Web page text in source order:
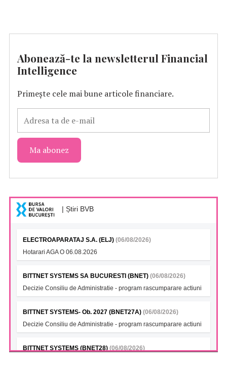
Abonează-te la newsletterul Financial
Intelligence
Primește cele mai bune articole financiare.
| Știri BVB
ELECTROAPARATAJ S.A. (ELJ) (06/08/2026)
Hotarari AGA O 06.08.2026
BITTNET SYSTEMS SA BUCURESTI (BNET) (06/08/2026)
Decizie Consiliu de Administratie - program rascumparare actiuni
BITTNET SYSTEMS- Ob. 2027 (BNET27A) (06/08/2026)
Decizie Consiliu de Administratie - program rascumparare actiuni
BITTNET SYSTEMS (BNET28) (06/08/2026)